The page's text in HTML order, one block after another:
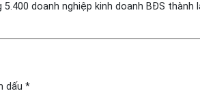
doanh nghiệp kinh doanh BĐS
dấu *